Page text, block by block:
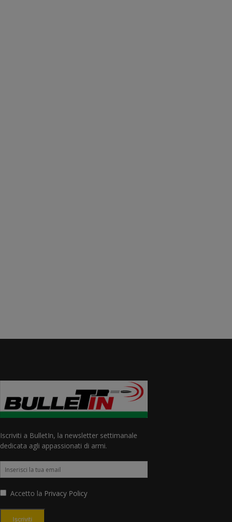
Iscriviti a BulletIn, la newsletter settimanale
dedicata agli appassionati di armi.
Accetto la Privacy Policy
Iscriviti